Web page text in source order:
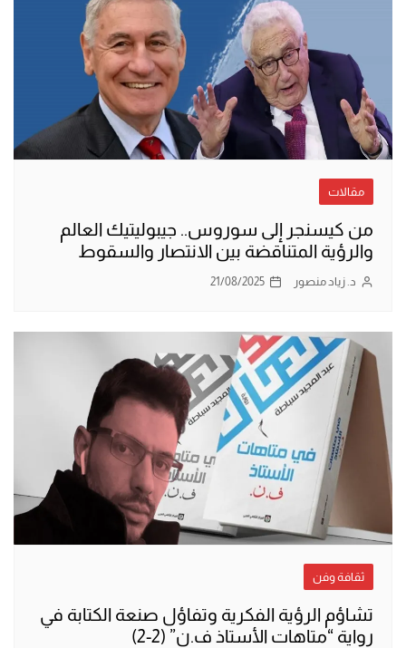
مقالات
من كيسنجر إلى سوروس.. جيبوليتيك العالم
والرؤية المتناقضة بين الانتصار والسقوط
د. زياد منصور 21/08/2025
ثقافة وفن
تشاؤم الرؤية الفكرية وتفاؤل صنعة الكتابة في
رواية “متاهات الأستاذ ف.ن” (2-2)